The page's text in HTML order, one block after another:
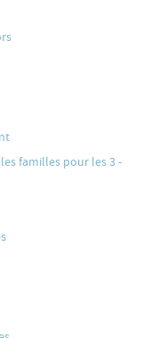
familles pour les 3 -